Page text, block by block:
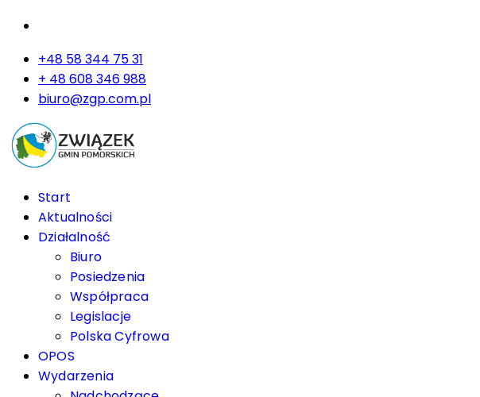
+48 58 344 75 31
+ 48 608 346 988
biuro@zgp.com.pl
Start
Aktualności
Działalność
Biuro
Posiedzenia
Współpraca
Legislacje
Polska Cyfrowa
OPOS
Wydarzenia